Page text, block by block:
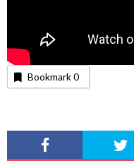
Bookmark0